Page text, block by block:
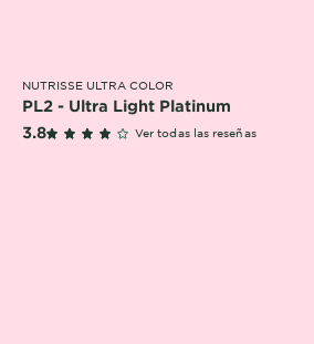
NUTRISSE ULTRA COLOR
PL2 - Ultra Light Platinum
3.83.8 outof 5 stars reviews
Ver todas las reseñas